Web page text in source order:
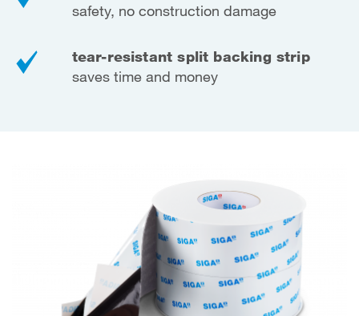
safety, no construction damage
tear-resistant split backing strip
saves time and money